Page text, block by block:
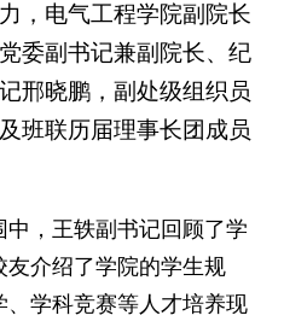
，电气工程学院副院长
委副书记兼副院长、纪
邢晓鹏，副处级组织员
班联历届理事长团成员
，王轶副书记回顾了学
介绍了学院的学生规
学科竞赛等人才培养现